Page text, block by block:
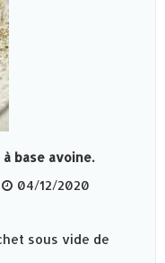
à base avoine.
04/12/2020
sous vide de